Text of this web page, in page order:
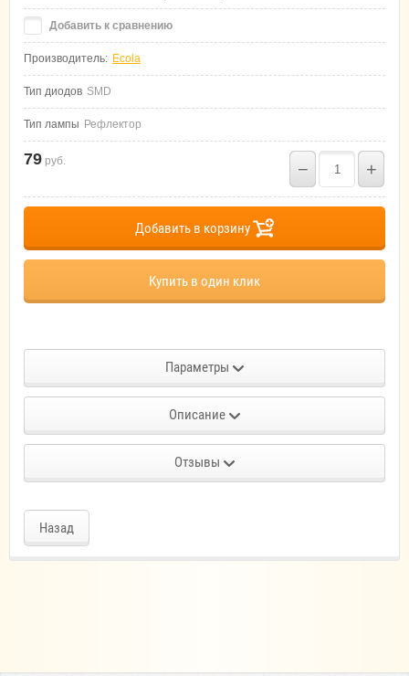
Добавить к сравнению
Производитель: Ecola
Тип диодов SMD
Тип лампы Рефлектор
79 руб. − +
Добавить в корзину
Купить в один клик
Параметры
Описание
Отзывы
Назад